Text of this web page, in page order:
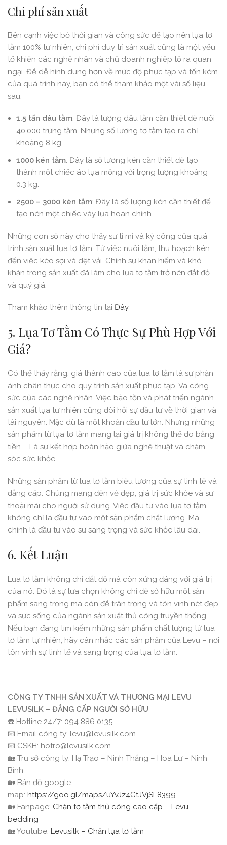
Chi phí sản xuất
Bên cạnh việc bỏ thời gian và công sức để tạo nên lụa tơ
tằm 100% tự nhiên, chi phí duy trì sản xuất cũng là một yếu
tố khiến các nghệ nhân và chủ doanh nghiệp tỏ ra quan
ngại. Để dễ hình dung hơn về mức độ phức tạp và tốn kém
của quá trình này, bạn có thể tham khảo một vài số liệu
sau:
1.5 tấn dâu tằm: Đây là lượng dâu tằm cần thiết để nuôi
40.000 trứng tằm. Nhưng số lượng tơ tằm tạo ra chỉ
khoảng 8 kg.
1000 kén tằm: Đây là số lượng kén cần thiết để tạo
thành một chiếc áo lụa mỏng với trọng lượng khoảng
0.3 kg.
2500 – 3000 kén tằm: Đây là số lượng kén cần thiết để
tạo nên một chiếc váy lụa hoàn chỉnh.
Những con số này cho thấy sự tỉ mỉ và kỳ công của quá
trình sản xuất lụa tơ tằm. Từ việc nuôi tằm, thu hoạch kén
đến việc kéo sợi và dệt vải. Chính sự khan hiếm và khó
khăn trong sản xuất đã làm cho lụa tơ tằm trở nên đắt đỏ
và quý giá.
Tham khảo thêm thông tin tại Đây
5. Lụa Tơ Tằm Có Thực Sự Phù Hợp Với
Giá?
Có thể thấy rằng, giá thành cao của lụa tơ tằm là sự phản
ánh chân thực cho quy trình sản xuất phức tạp. Và công
sức của các nghệ nhân. Việc bảo tồn và phát triển ngành
sản xuất lụa tự nhiên cũng đòi hỏi sự đầu tư về thời gian và
tài nguyên. Mặc dù là một khoản đầu tư lớn. Nhưng những
sản phẩm từ lụa tơ tằm mang lại giá trị không thể đo bằng
tiền – Là sự kết hợp hoàn hảo giữa nghệ thuật và chăm
sóc sức khỏe.
Những sản phẩm từ lụa tơ tằm biểu tượng của sự tinh tế và
đẳng cấp. Chúng mang đến vẻ đẹp, giá trị sức khỏe và sự
thoải mái cho người sử dụng. Việc đầu tư vào lụa tơ tằm
không chỉ là đầu tư vào một sản phẩm chất lượng. Mà
chính là đầu tư vào sự sang trọng và sức khỏe lâu dài.
6. Kết Luận
Lụa tơ tằm không chỉ đắt đỏ mà còn xứng đáng với giá trị
của nó. Đó là sự lựa chọn không chỉ để sở hữu một sản
phẩm sang trọng mà còn để trân trọng và tôn vinh nét đẹp
và sức sống của ngành sản xuất thủ công truyền thống.
Nếu bạn đang tìm kiếm những sản phẩm chất lượng từ lụa
tơ tằm tự nhiên, hãy cân nhắc các sản phẩm của Levu – nơi
tôn vinh sự tinh tế và sang trọng của lụa tơ tằm.
————————————————————–
CÔNG TY TNHH SẢN XUẤT VÀ THƯƠNG MẠI LEVU
LEVUSILK – ĐẲNG CẤP NGƯỜI SỞ HỮU
☎️ Hotline 24/7: 094 886 0135
📧 Email công ty: levu@levusilk.com
📧 CSKH: hotro@levusilk.com
🏡 Trụ sở công ty: Hạ Trạo – Ninh Thắng – Hoa Lư – Ninh
Bình
🏡 Bản đồ google
map: https://goo.gl/maps/uYvJz4GtJVjSL8399
🏡 Fanpage: Chăn tơ tằm thủ công cao cấp – Levu
bedding
🏡 Youtube: Levusilk – Chăn lụa tơ tằm